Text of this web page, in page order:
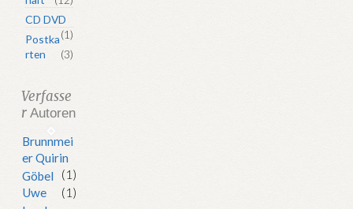
CD DVD
(1)
Postka
rten
(3)
Verfasse
r Autoren
Brunnmei
er Quirin
(1)
Göbel
Uwe
(1)